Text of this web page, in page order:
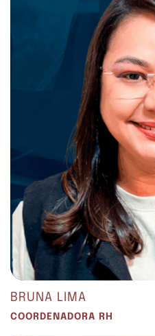
BRUNA LIMA
COORDENADORA RH